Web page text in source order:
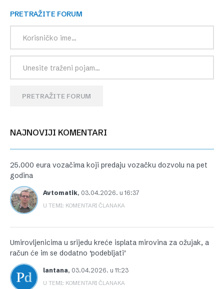
PRETRAŽITE FORUM
PRETRAŽITE FORUM
NAJNOVIJI KOMENTARI
25.000 eura vozačima koji predaju vozačku dozvolu na pet
godina
Avtomatik, 03.04.2026. u 16:37
U TEMI: KOMENTARI ČLANAKA
Umirovljenicima u srijedu kreće isplata mirovina za ožujak, a
račun će im se dodatno ‘podebljati’
lantana, 03.04.2026. u 11:23
U TEMI: KOMENTARI ČLANAKA